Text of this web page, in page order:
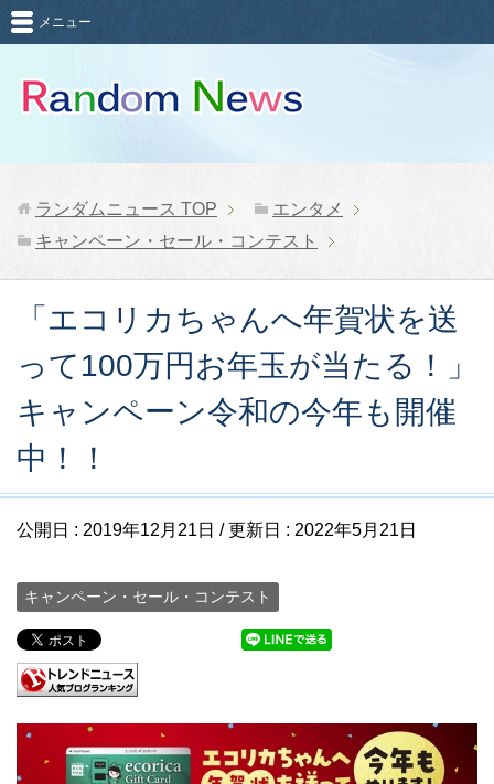
メニュー
ランダムニュース TOP
エンタメ
キャンペーン・セール・コンテスト
「エコリカちゃんへ年賀状を送
って100万円お年玉が当たる！」
キャンペーン令和の今年も開催
中！！
公開日 : 2019年12月21日 / 更新日 : 2022年5月21日
キャンペーン・セール・コンテスト